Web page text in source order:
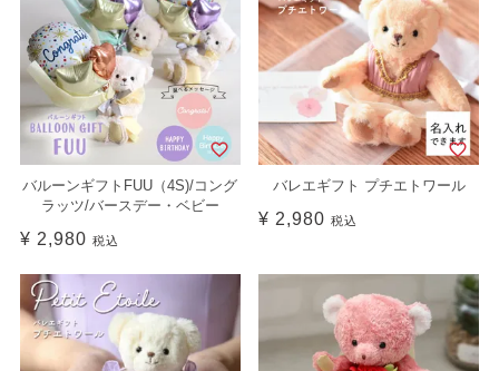
バルーンギフトFUU（4S)/コング
ラッツ/バースデー・ベビー
¥ 2,980 税込
バレエギフト プチエトワール
¥ 2,980 税込